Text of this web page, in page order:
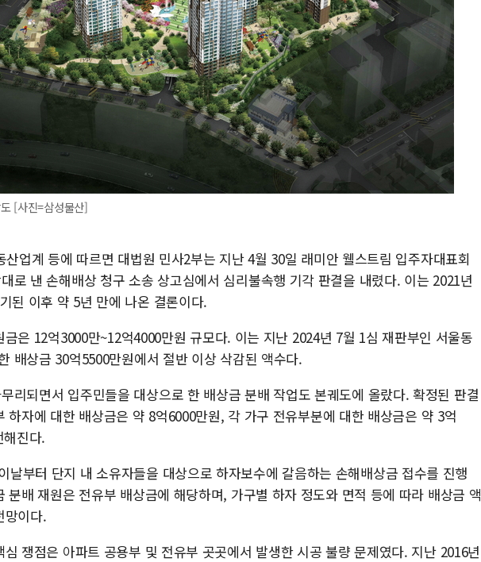
[사진=삼성물산]
산업계 등에 따르면 대법원 민사2부는 지난 4월 30일 래미안 웰스트림 입주자대표회
로 낸 손해배상 청구 소송 상고심에서 심리불속행 기각 판결을 내렸다. 이는 2021년
된 이후 약 5년 만에 나온 결론이다.
은 12억3000만~12억4000만원 규모다. 이는 지난 2024년 7월 1심 재판부인 서울동
배상금 30억5500만원에서 절반 이상 삭감된 액수다.
리되면서 입주민들을 대상으로 한 배상금 분배 작업도 본궤도에 올랐다. 확정된 판결
하자에 대한 배상금은 약 8억6000만원, 각 가구 전유부분에 대한 배상금은 약 3억
진다.
날부터 단지 내 소유자들을 대상으로 하자보수에 갈음하는 손해배상금 접수를 진행
분배 재원은 전유부 배상금에 해당하며, 가구별 하자 정도와 면적 등에 따라 배상금 액
망이다.
쟁점은 아파트 공용부 및 전유부 곳곳에서 발생한 시공 불량 문제였다. 지난 2016년